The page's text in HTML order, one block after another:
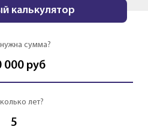
калькулятор
сумма?
000 руб
лет?
5